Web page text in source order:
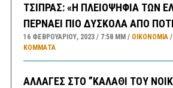
ΤΣΙΠΡΑΣ: «Η ΠΛΕΙΟΨΗΦΙΑ ΤΩΝ
ΠΕΡΝΑΕΙ ΠΙΟ ΔΥΣΚΟΛΑ ΑΠΟ
16 ΦΕΒΡΟΥΑΡΊΟΥ, 2023 7:58 ΜΜ ΟΙΚΟΝΟΜΙΑ/
ΚΌΜΜΑΤΑ
ΑΛΛΑΓΕΣ ΣΤΟ ”ΚΑΛΑΘΙ ΤΟΥ